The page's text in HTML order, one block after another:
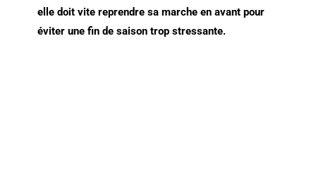
elle doit vite reprendre sa marche en avant pour
éviter une fin de saison trop stressante.